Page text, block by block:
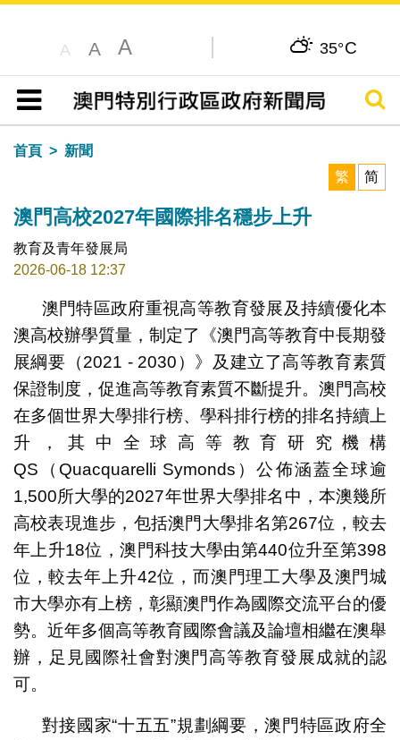
A A A 35°C
目錄
搜尋
首頁
新聞
繁
简
澳門高校2027年國際排名穩步上升
教育及青年發展局
2026-06-18 12:37
澳門特區政府重視高等教育發展及持續優化本
澳高校辦學質量，制定了《澳門高等教育中長期發
展綱要（2021 - 2030）》及建立了高等教育素質
保證制度，促進高等教育素質不斷提升。澳門高校
在多個世界大學排行榜、學科排行榜的排名持續上
升，其中全球高等教育研究機構
QS（Quacquarelli Symonds）公佈涵蓋全球逾
1,500所大學的2027年世界大學排名中，本澳幾所
高校表現進步，包括澳門大學排名第267位，較去
年上升18位，澳門科技大學由第440位升至第398
位，較去年上升42位，而澳門理工大學及澳門城
市大學亦有上榜，彰顯澳門作為國際交流平台的優
勢。近年多個高等教育國際會議及論壇相繼在澳舉
辦，足見國際社會對澳門高等教育發展成就的認
可。
對接國家“十五五”規劃綱要，澳門特區政府全